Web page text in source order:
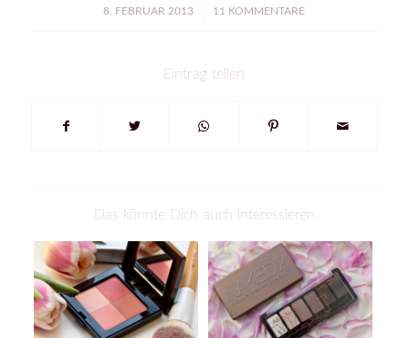
8. FEBRUAR 2013
/ 11 KOMMENTARE
Eintrag teilen
Das könnte Dich auch interessieren